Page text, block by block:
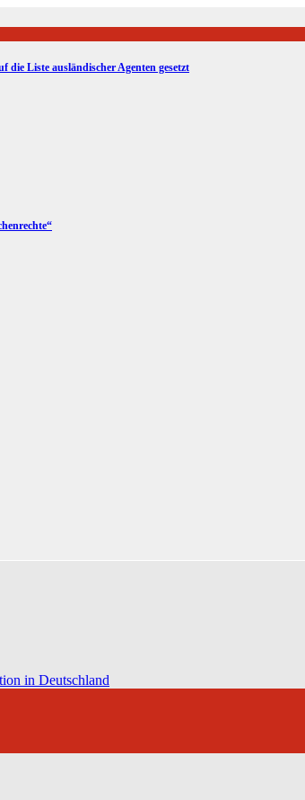
die Liste ausländischer Agenten gesetzt
in Deutschland